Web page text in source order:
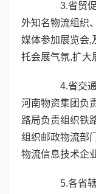
3.省贸促
外知名物流组织
媒体参加展览会,
托会展气氛,扩大
4.省交通
河南物资集团负
路局负责组织铁
组织邮政物流部
物流信息技术企
5.各省辖